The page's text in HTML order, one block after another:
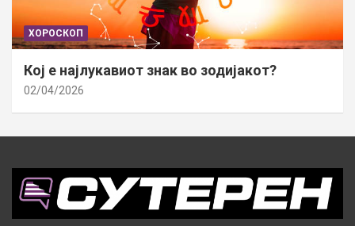
ХОРОСКОП
Кој е најлукавиот знак во зодијакот?
02/04/2026